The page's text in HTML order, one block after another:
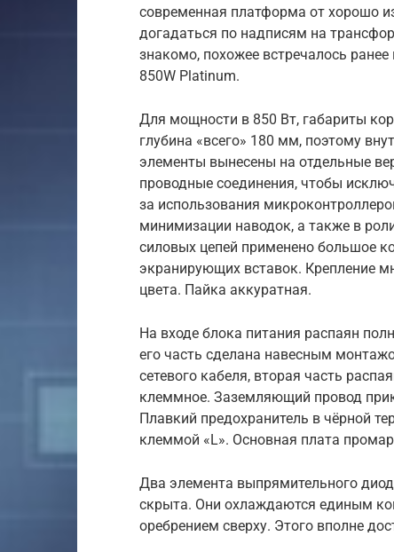
современная платформа от хорошо
догадаться по надписям на
знакомо, похожее встречалось ранее
850W Platinum.
Для мощности в 850 Вт, габариты
глубина «всего» 180 мм, поэтому
элементы вынесены на отдельные
проводные соединения, чтобы
за использования
минимизации наводок, а также в
силовых цепей применено большое
экранирующих вставок. Крепление
цвета. Пайка аккуратная.
На входе блока питания распаян
его часть сделана навесным
сетевого кабеля, вторая часть
клеммное. Заземляющий провод
Плавкий предохранитель в чёрной
клеммой «L». Основная плата
Два элемента выпрямительного
скрыта. Они охлаждаются единым
оребрением сверху. Этого вполне